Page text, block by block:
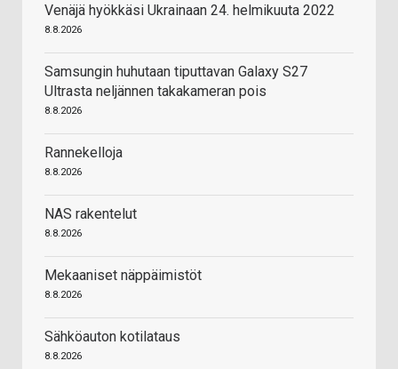
Venäjä hyökkäsi Ukrainaan 24. helmikuuta 2022
8.8.2026
Samsungin huhutaan tiputtavan Galaxy S27
Ultrasta neljännen takakameran pois
8.8.2026
Rannekelloja
8.8.2026
NAS rakentelut
8.8.2026
Mekaaniset näppäimistöt
8.8.2026
Sähköauton kotilataus
8.8.2026